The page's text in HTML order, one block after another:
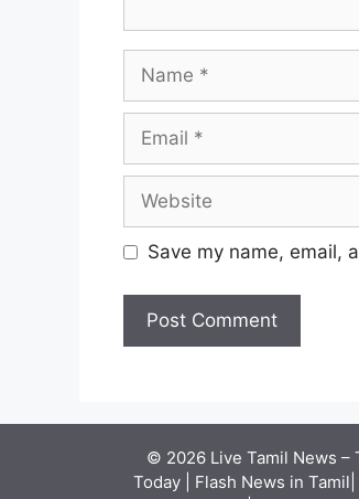
Name
Email
Website
Save my name, email,
© 2026 Live Tamil News –
Today | Flash News in